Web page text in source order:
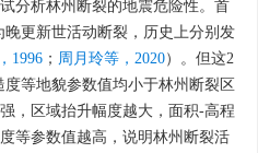
分析林州断裂的地震危险性。首
更新世活动断裂，历史上分别发
1996 ； 周月玲等，2020）。但这2
等地貌参数值均小于林州断裂区
，区域抬升幅度越大，面积-高程
等参数值越高，说明林州断裂活